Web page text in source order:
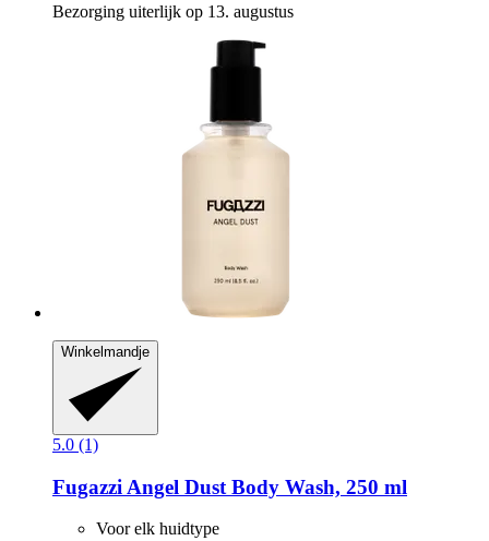
Bezorging uiterlijk op 13. augustus
Winkelmandje
5.0 (1)
Fugazzi Angel Dust Body Wash, 250 ml
Voor elk huidtype